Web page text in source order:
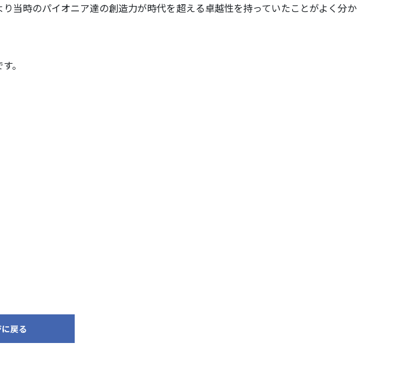
当時のパイオニア達の創造力が時代を超える卓越性を持っていたことがよく分か
。
戻る